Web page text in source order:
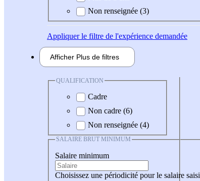
Non renseignée (3)
Appliquerle filtre de l'expérience demandée
Afficher Plus de filtres
QUALIFICATION
Cadre
Non cadre (6)
Non renseignée (4)
SALAIRE BRUT MINIMUM
Salaire minimum
Choisissez une périodicité pour le salaire saisi